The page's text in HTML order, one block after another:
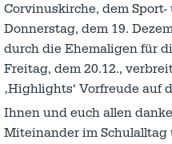
Corvinuskirche, dem
Donnerstag, dem 19.
durch die Ehemaligen für
Freitag, dem 20.12.,
‚Highlights‘ Vorfreude auf
Ihnen und euch allen
Miteinander im